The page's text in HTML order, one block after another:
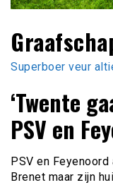
Superboer veur
‘Twente
PSV en
PSV en
Brenet maar zijn